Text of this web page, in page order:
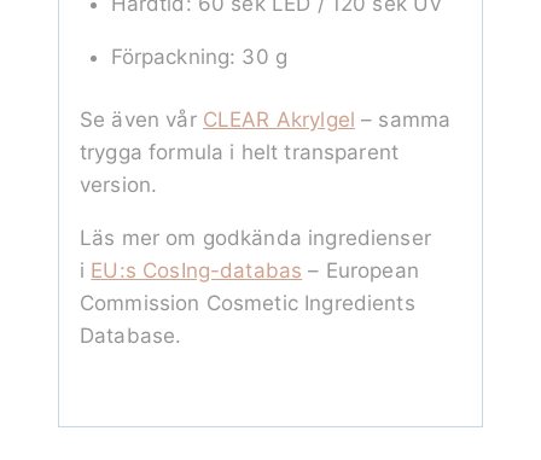
Förpackning: 30 g
Se även vår CLEAR Akrylgel – samma
trygga formula i helt transparent
version.
Läs mer om godkända ingredienser
i EU:s CosIng-databas – European
Commission Cosmetic Ingredients
Database.